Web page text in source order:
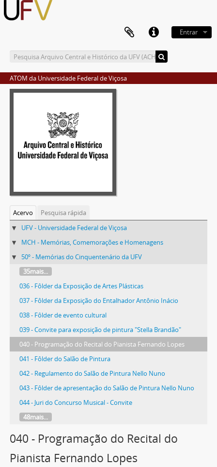
Entrar
ATOM da Universidade Federal de Viçosa
Acervo
Pesquisa rápida
UFV - Universidade Federal de Viçosa
MCH - Memórias, Comemorações e Homenagens
50º - Memórias do Cinquentenário da UFV
35mais...
036 - Fôlder da Exposição de Artes Plásticas
037 - Fôlder da Exposição do Entalhador Antônio Inácio
038 - Fôlder de evento cultural
039 - Convite para exposição de pintura "Stella Brandão"
040 - Programação do Recital do Pianista Fernando Lopes
041 - Fôlder do Salão de Pintura
042 - Regulamento do Salão de Pintura Nello Nuno
043 - Fôlder de apresentação do Salão de Pintura Nello Nuno
044 - Juri do Concurso Musical - Convite
48mais...
040 - Programação do Recital do
Pianista Fernando Lopes